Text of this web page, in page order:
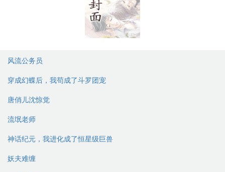
风流公务员
穿成幻蝶后，我苟成了斗罗团宠
唐俏儿沈惊觉
流氓老师
神话纪元，我进化成了恒星级巨兽
妖夫难缠